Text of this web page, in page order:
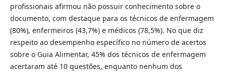
profissionais afirmou não possuir conhecimento sobre o
documento, com destaque para os técnicos de enfermagem
(80%), enfermeiros (43,7%) e médicos (78,5%). No que diz
respeito ao desempenho específico no número de acertos
sobre o Guia Alimentar, 45% dos técnicos de enfermagem
acertaram até 10 questões, enquanto nenhum dos